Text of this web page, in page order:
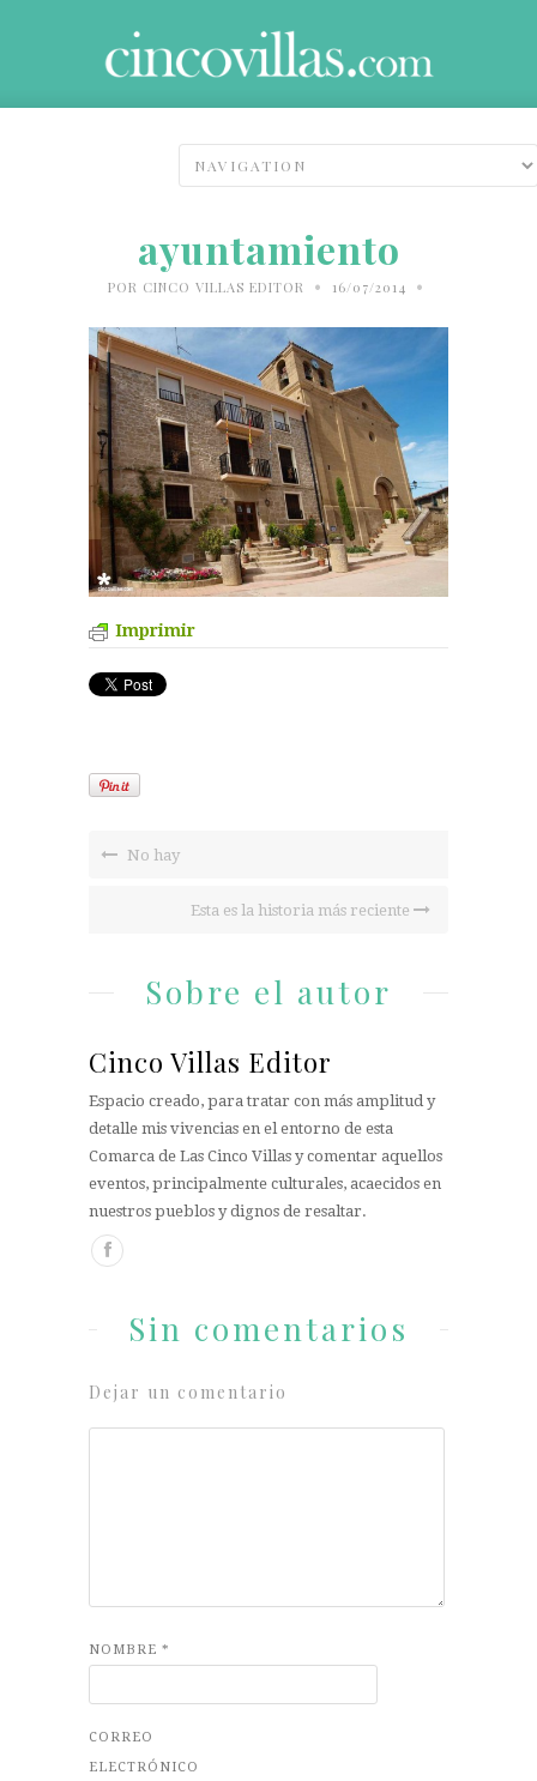
ayuntamiento
POR CINCO VILLAS EDITOR • 16/07/2014 •
Imprimir
No hay
Esta es la historia más reciente
Sobre el autor
Cinco Villas Editor
Espacio creado, para tratar con más amplitud y
detalle mis vivencias en el entorno de esta
Comarca de Las Cinco Villas y comentar aquellos
eventos, principalmente culturales, acaecidos en
nuestros pueblos y dignos de resaltar.
Sin comentarios
Dejar un comentario
NOMBRE *
CORREO
ELECTRÓNICO